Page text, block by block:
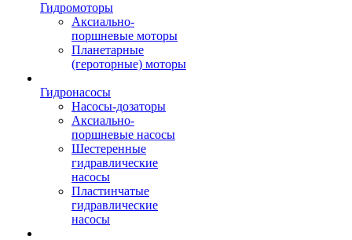
Гидромоторы
Аксиально-
поршневые моторы
Планетарные
(героторные) моторы
Гидронасосы
Насосы-дозаторы
Аксиально-
поршневые насосы
Шестеренные
гидравлические
насосы
Пластинчатые
гидравлические
насосы